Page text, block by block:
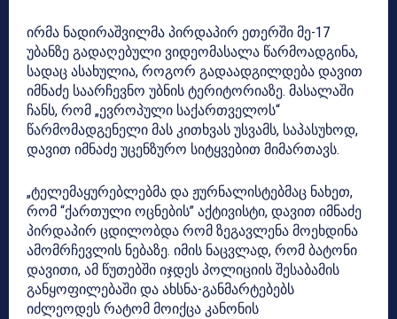
ირმა ნადირაშვილმა პირდაპირ ეთერში მე-17
უბანზე გადაღებული ვიდეომასალა წარმოადგინა,
სადაც ასახულია, როგორ გადაადგილდება დავით
იმნაძე საარჩევნო უბნის ტერიტორიაზე. მასალაში
ჩანს, რომ „ევროპული საქართველოს“
წარმომადგენელი მას კითხვას უსვამს, საპასუხოდ,
დავით იმნაძე უცენზურო სიტყვებით მიმართავს.
„ტელემაყურებლებმა და ჟურნალისტებმაც ნახეთ,
რომ “ქართული ოცნების” აქტივისტი, დავით იმნაძე
პირდაპირ ცდილობდა რომ ზეგავლენა მოეხდინა
ამომრჩევლის ნებაზე. იმის ნაცვლად, რომ ბატონი
დავითი, ამ წუთებში იჯდეს პოლიციის შესაბამის
განყოფილებაში და ახსნა-განმარტებებს
იძლეოდეს რატომ მოიქცა კანონის